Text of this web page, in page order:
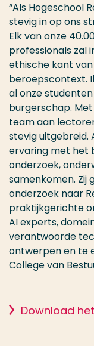
“Als Hogeschool
stevig in op ons
Elk van onze
professionals zal
ethische kant
beroepscontext.
al onze
burgerschap.
team aan
stevig uitgebreid.
ervaring met het
onderzoek,
samenkomen. Zij
onderzoek naar
praktijkgerichte
AI experts,
verantwoorde
ontwerpen en te
College van
Download